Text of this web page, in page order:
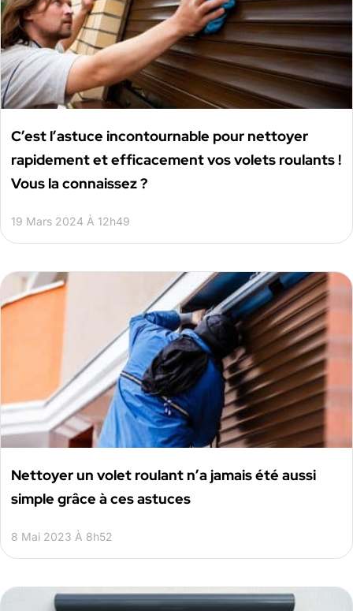
C’est l’astuce incontournable pour nettoyer
rapidement et efficacement vos volets roulants !
Vous la connaissez ?
19 Mars 2024 À 12h49
Nettoyer un volet roulant n’a jamais été aussi
simple grâce à ces astuces
8 Mai 2023 À 8h52